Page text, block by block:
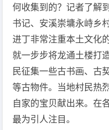
何收集到的？记者了解
书记、安溪崇墉永峙乡
进丁非常注重本土文化
就一步步将龙通土楼打
民征集一些古书画、古
等古物件。当地村民热
自家的宝贝献出来。在
最为引人注目。